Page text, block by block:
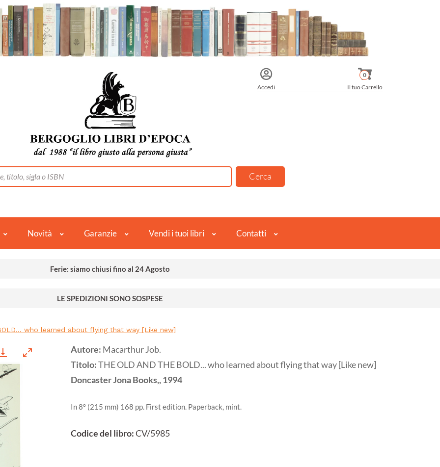
Accedi Il tuo Carrello
0
Novità Garanzie Vendi i tuoi libri Contatti
Ferie: siamo chiusi fino al 24 Agosto
LE SPEDIZIONI SONO SOSPESE
who learned about flying that way [Like new]
Autore: Macarthur Job.
Titolo:THE OLD AND THE BOLD... who learned about flying that way [Like new]
DoncasterJona Books,,1994
In 8º (215 mm) 168 pp. First edition. Paperback, mint.
Codice del libro:CV/5985